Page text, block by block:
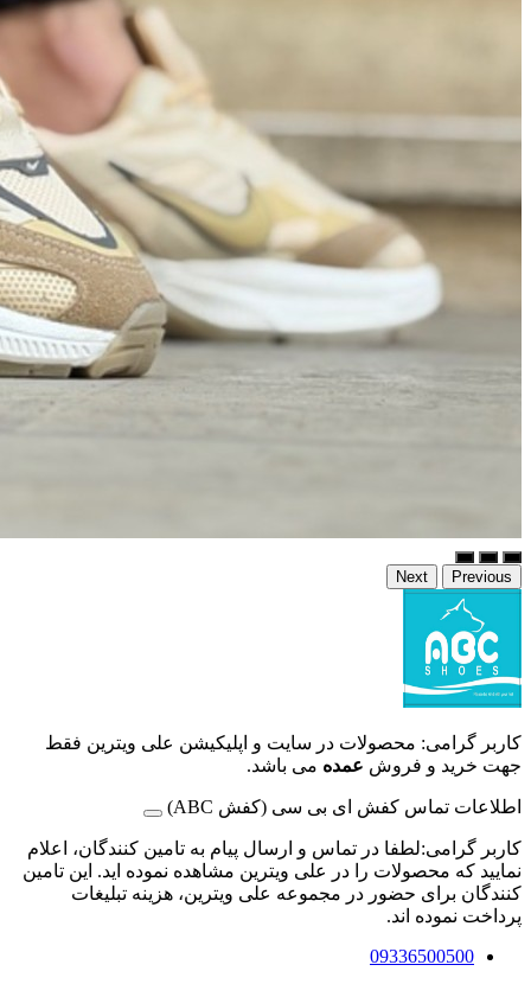
Previous
Next
کاربر گرامی: محصولات در سایت و اپلیکیشن علی ویترین فقط
جهت خرید و فروش عمده می باشد.
اطلاعات تماس کفش ای بی سی (کفش ABC)
کاربر گرامی:لطفا در تماس و ارسال پیام به تامین کنندگان، اعلام
نمایید که محصولات را در علی ویترین مشاهده نموده اید. این تامین
کنندگان برای حضور در مجموعه علی ویترین، هزینه تبلیغات
پرداخت نموده اند.
09336500500